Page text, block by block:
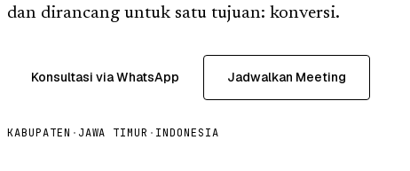
dan dirancang untuk satu tujuan: konversi.
Konsultasi via WhatsApp Jadwalkan Meeting
KABUPATEN · JAWA TIMUR · INDONESIA